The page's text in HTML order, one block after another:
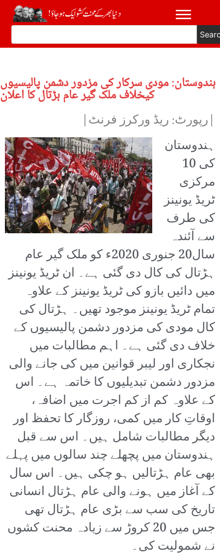
ہندوستان: مودی سرکار کی مزدور دشمن پالیسیوں
کیخلاف ملک گیر عام ہڑتال کا اعلان
|رپورٹ: ریڈ ورکرز فرنٹ|
ہندوستان
کی 10
مرکزی
ٹریڈ یونینز
کی طرف
سے آئندہ
سال20 جنوری 2020ء کو ملک گیر عام
ہڑتال کی کال دی گئی ہے۔ ان ٹریڈ یونینز
میں دائیں بازو کی ٹریڈ یونینز کے علاوہ
تمام ٹریڈ یونینز موجود تھیں۔ ہڑتال کی
کال مودی کی مزدور دشمن پالیسیوں کے
خلاف دی گئی ہے۔ اہم مطالبات میں
نجکاری اور لیبر قوانین میں کی جانے والی
مزدور دشمن تبدیلیوں کا خاتمہ ہے۔ اس
کے علاوہ کم از کم اجرت میں اضافہ،
اوقاتِ کار میں کمی، روزگار کا تحفظ اور
دیگر مطالبات شامل ہیں۔ اس سے قبل
ہندوستان میں پچھلے چند سالوں میں پہلے
بھی عام ہڑتالیں ہو چکی ہیں۔ اس سال
کے آغاز میں ہونے والی عام ہڑتال انسانی
تاریخ کی سب سے بڑی عام ہڑتال تھی
جس میں 20 کروڑ سے زیادہ محنت کشوں
نے شمولیت کی۔